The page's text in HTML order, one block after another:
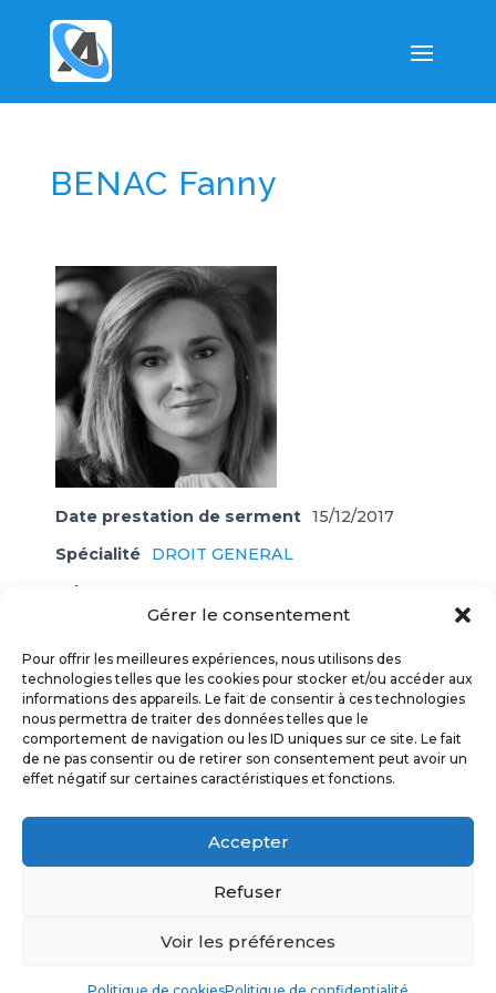
Gérer le consentement
Pour offrir les meilleures expériences, nous utilisons des
technologies telles que les cookies pour stocker et/ou accéder aux
informations des appareils. Le fait de consentir à ces technologies
nous permettra de traiter des données telles que le
comportement de navigation ou les ID uniques sur ce site. Le fait
de ne pas consentir ou de retirer son consentement peut avoir un
effet négatif sur certaines caractéristiques et fonctions.
Accepter
Refuser
Voir les préférences
BENAC Fanny
Date prestation de serment 15/12/2017
Spécialité
DROIT GENERAL
Adresse
65 Avenue d'Allemagne
Mobile 06 11 63 06 53
E-mail
fannybenac.avocat@gmail.com
© 2017
MENTIONS LÉGALES